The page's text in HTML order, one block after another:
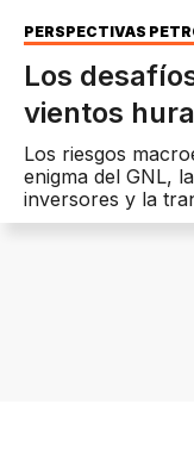
PERSPECTIVAS
Los
vientos
Los riesgos
enigma del GNL,
inversores y la
en un informe de